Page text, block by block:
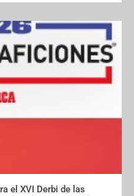
el XVI Derbi de las